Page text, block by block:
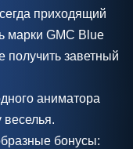
приходящий
марки GMC Blue
получить заветный
аниматора
веселья.
бонусы: